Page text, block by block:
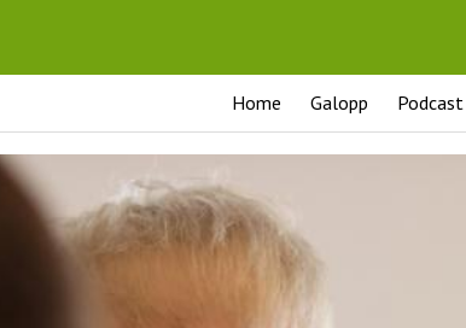
Home Galopp Podcast